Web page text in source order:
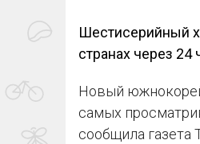
Шестисерийный
странах через
Новый
самых
сообщила газета